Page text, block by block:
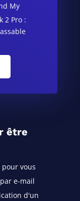
My
2 Pro :
être
pour vous
e-mail
d'un